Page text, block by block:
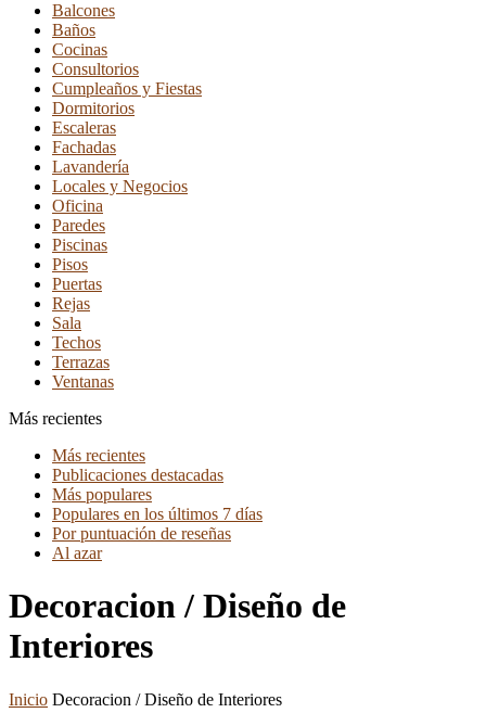
Balcones
Baños
Cocinas
Consultorios
Cumpleaños y Fiestas
Dormitorios
Escaleras
Fachadas
Lavandería
Locales y Negocios
Oficina
Paredes
Piscinas
Pisos
Puertas
Rejas
Sala
Techos
Terrazas
Ventanas
Más recientes
Más recientes
Publicaciones destacadas
Más populares
Populares en los últimos 7 días
Por puntuación de reseñas
Al azar
Decoracion / Diseño de
Interiores
Inicio Decoracion / Diseño de Interiores